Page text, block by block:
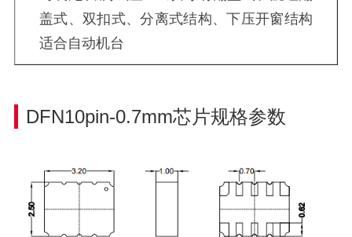
盖式、双扣式、分离式结构、下压开窗结构
适合自动机台
DFN10pin-0.7mm芯片规格参数